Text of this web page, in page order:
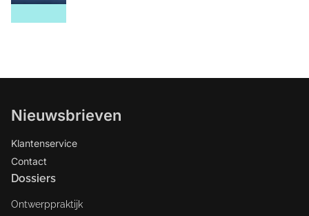
Nieuwsbrieven
Klantenservice
Contact
Dossiers
Ontwerppraktijk